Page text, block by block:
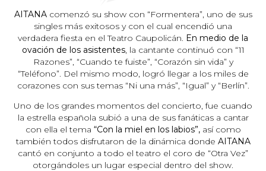
AITANAcomenzó su show con “Formentera”, uno de sus
singles más exitosos y con el cual encendió una
verdadera fiesta en el Teatro Caupolicán. En medio de la
ovación de los asistentes, la cantante continuó con “11
Razones”, “Cuando te fuiste”, “Corazón sin vida” y
“Teléfono”. Del mismo modo, logró llegar a los miles de
corazones con sus temas “Ni una más”, “Igual” y “Berlín”.
Uno de los grandes momentos del concierto, fue cuando
la estrella española subió a una de sus fanáticas a cantar
con ella el tema “Con la miel en los labios”,así como
también todos disfrutaron de la dinámica donde AITANA
cantó en conjunto a todo el teatro el coro de “Otra Vez”
otorgándoles un lugar especial dentro del show.